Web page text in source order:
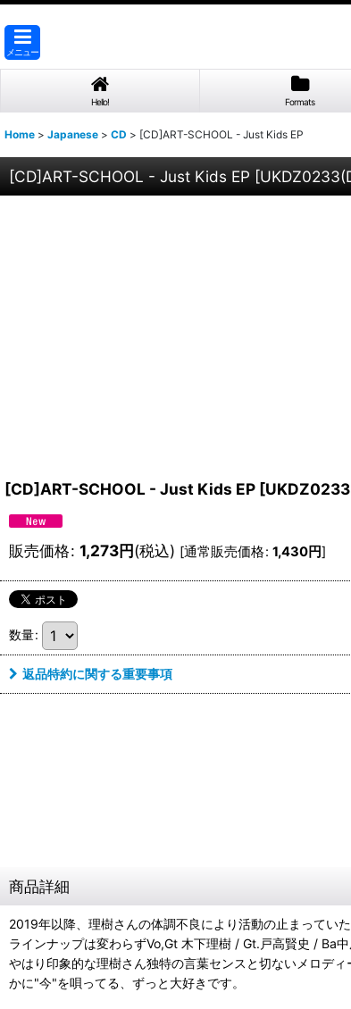
メニュー
Hello! Formats
Home > Japanese > CD > [CD]ART-SCHOOL - Just Kids EP
[CD]ART-SCHOOL - Just Kids EP [
[CD]ART-SCHOOL - Just Kids EP [
販売価格: 1,273円(税込) [通常販売価格: 1,430円]
数量:
返品特約に関する重要事項
商品詳細
2019年以降、理樹さんの体調不良により活動の止まってい
ラインナップは変わらずVo,Gt 木下理樹 / Gt.戸高賢史 / Ba中
やはり印象的な理樹さん独特の言葉センスと切ないメロデ
かに"今"を唄ってる、ずっと大好きです。